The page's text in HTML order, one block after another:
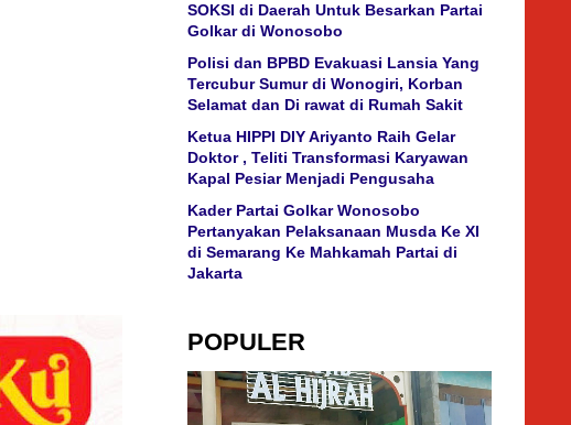
SOKSI di Daerah Untuk Besarkan Partai
Golkar di Wonosobo
Polisi dan BPBD Evakuasi Lansia Yang
Tercubur Sumur di Wonogiri, Korban
Selamat dan Di rawat di Rumah Sakit
Ketua HIPPI DIY Ariyanto Raih Gelar
Doktor , Teliti Transformasi Karyawan
Kapal Pesiar Menjadi Pengusaha
Kader Partai Golkar Wonosobo
Pertanyakan Pelaksanaan Musda Ke XI
di Semarang Ke Mahkamah Partai di
Jakarta
POPULER